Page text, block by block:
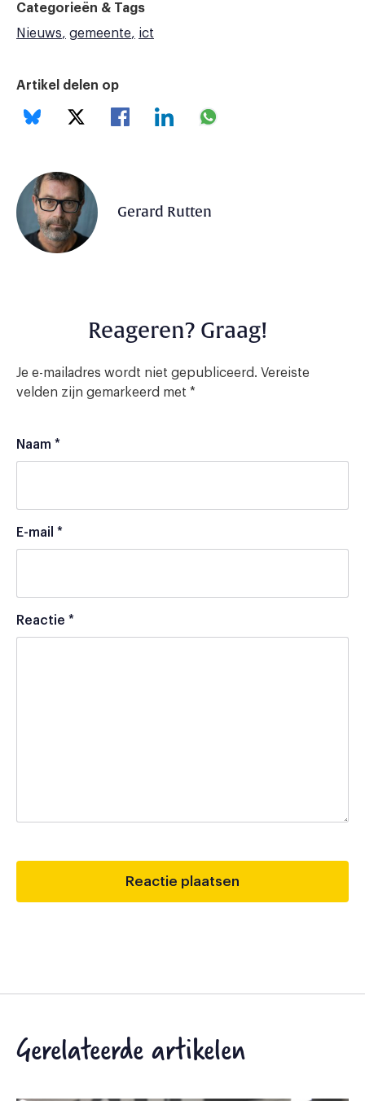
Categorieën & Tags
Nieuws
gemeente ict
Artikel delen op
Gerard Rutten
Reageren? Graag!
Je e-mailadres wordt niet gepubliceerd. Vereiste
velden zijn gemarkeerd met *
Naam *
E-mail *
Reactie *
Gerelateerde artikelen